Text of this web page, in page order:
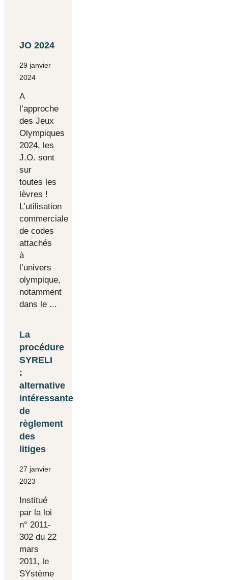
JO 2024
29 janvier
2024
A
l’approche
des Jeux
Olympiques
2024, les
J.O. sont
sur
toutes les
lèvres !
L’utilisation
commerciale
de codes
attachés
à
l’univers
olympique,
notamment
dans le ...
La
procédure
SYRELI
:
alternative
intéressante
de
règlement
des
litiges
27 janvier
2023
Institué
par la loi
n° 2011-
302 du 22
mars
2011, le
SYstème